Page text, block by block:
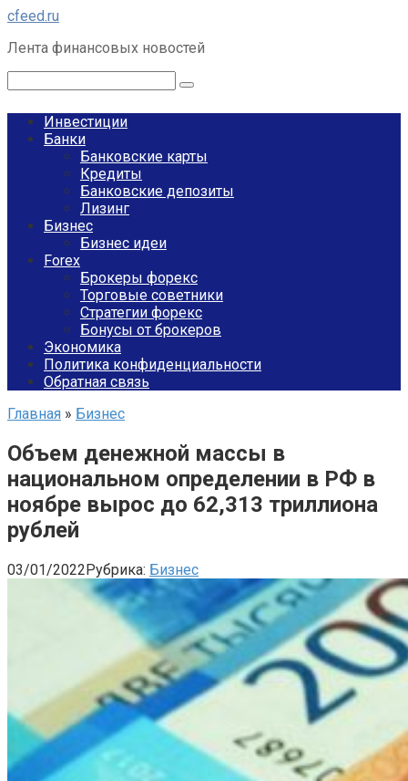
Перейти
контенту
cfeed.ru
Лента финансовых новостей
Инвестиции
Банки
Банковские карты
Кредиты
Банковские депозиты
Лизинг
Бизнес
Бизнес идеи
Forex
Брокеры форекс
Торговые советники
Стратегии форекс
Бонусы от брокеров
Экономика
Политика конфиденциальности
Обратная связь
Главная » Бизнес
Объем денежной массы в
национальном определении в РФ в
ноябре вырос до 62,313 триллиона
рублей
03/01/2022Рубрика: Бизнес